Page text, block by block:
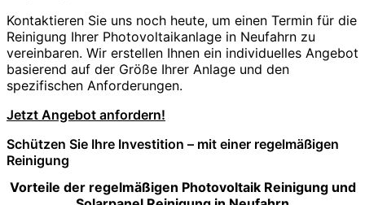
Kontaktieren Sie uns noch heute, um einen Termin für die
Reinigung Ihrer Photovoltaikanlage in Neufahrn zu
vereinbaren. Wir erstellen Ihnen ein individuelles Angebot
basierend auf der Größe Ihrer Anlage und den
spezifischen Anforderungen.
Jetzt Angebot anfordern!
Schützen Sie Ihre Investition – mit einer regelmäßigen
Reinigung
Vorteile der regelmäßigen Photovoltaik Reinigung und